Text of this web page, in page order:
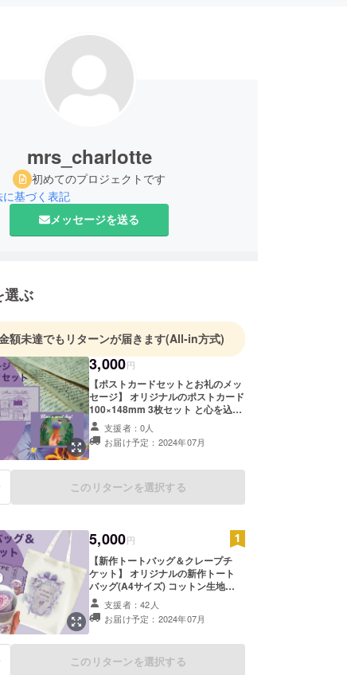
mrs_charlotte
初めてのプロジェクトです
基づく表記
メッセージを送る
選ぶ
額未達でもリターンが届きます(All-in方式)
3,000円
【ポストカードセットとお礼のメッ
セージ】 オリジナルのポストカード
100×148mm 3枚セット と心を込め
たお礼のメッセージをお送りしま
す。支援者：0人
お届け予定：2024年07月
このリターンを選択する
5,000円
【新作トートバッグ＆クレープチ
ケット】 オリジナルの新作トート
バッグ(A4サイズ) コットン生地
100% 本体サイズ260×330mm ク
レープチケット×1枚 (店舗やキッチ
ンカーで使えます。※クレープは持
可。) 【有効期限】2025年8月末ま
支援者：42人
お届け予定：2024年07月
このリターンを選択する